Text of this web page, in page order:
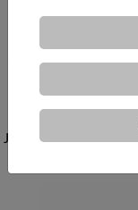
jimten